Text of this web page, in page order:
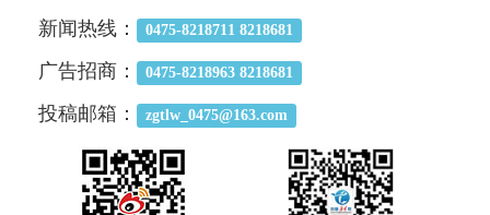
新闻热线： 0475-8218711 8218681
广告招商： 0475-8218963 8218681
投稿邮箱： zgtlw_0475@163.com